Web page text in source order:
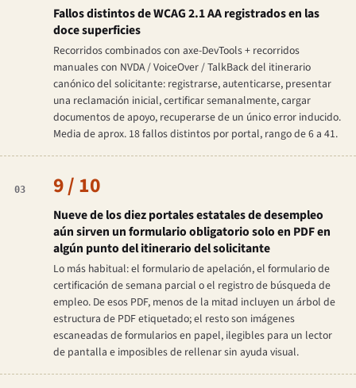
Fallos distintos de WCAG 2.1 AA registrados en las
doce superficies
Recorridos combinados con axe-DevTools + recorridos
manuales con NVDA / VoiceOver / TalkBack del itinerario
canónico del solicitante: registrarse, autenticarse, presentar
una reclamación inicial, certificar semanalmente, cargar
documentos de apoyo, recuperarse de un único error inducido.
Media de aprox. 18 fallos distintos por portal, rango de 6 a 41.
03 9 / 10
Nueve de los diez portales estatales de desempleo
aún sirven un formulario obligatorio solo en PDF en
algún punto del itinerario del solicitante
Lo más habitual: el formulario de apelación, el formulario de
certificación de semana parcial o el registro de búsqueda de
empleo. De esos PDF, menos de la mitad incluyen un árbol de
estructura de PDF etiquetado; el resto son imágenes
escaneadas de formularios en papel, ilegibles para un lector
de pantalla e imposibles de rellenar sin ayuda visual.